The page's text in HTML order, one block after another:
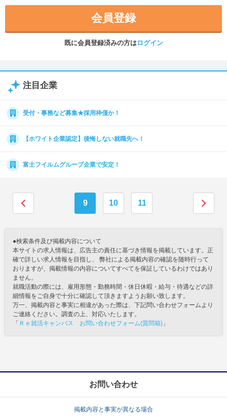
会員登録
既に会員登録済みの方はログイン
注目企業
受付・事務など募集★採用枠僅か！
【ホワイト企業認定】後悔しない就職先へ！
富士フイルムグループ企業で安定！
9 10 11
●検索条件及び掲載内容について
本サイトの求人情報は、広告主の責任に基づき情報を掲載しています。正
確で詳しい求人情報を目指し、 弊社による掲載内容の確認を随時行って
おりますが、掲載情報の内容についてすべてを保証しているわけではあり
ません。
就職活動の際には、雇用形態・勤務時間・休日休暇・給与・待遇などの詳
細情報をご自身で十分に確認して頂きますようお願い致します。
万一、掲載内容と事実に相違があった際は、下記問い合わせフォームより
ご連絡ください。調査の上、対応いたします。
「 Ｒｅ就活キャンパス お問い合わせフォーム(質問箱) 」
お問い合わせ
掲載内容と事実が異なる場合